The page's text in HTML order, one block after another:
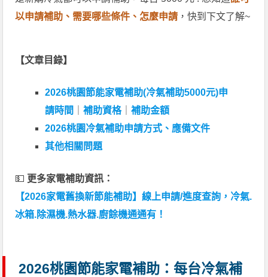
以申請補助、需要哪些條件、怎麼申請 ，快到下文了解~
【文章目錄】
2026桃園節能家電補助(冷氣補助5000元)申
請時間
｜補助資格｜補助金額
2026桃園冷氣補助申請方式、應備文件
其他相關問題
💵 更多家電補助資訊：
【2026家電舊換新節能補助】線上申請/進度查詢，冷氣.
冰箱.除濕機.熱水器.廚餘機通通有！
2026桃園節能家電補助：每台冷氣補